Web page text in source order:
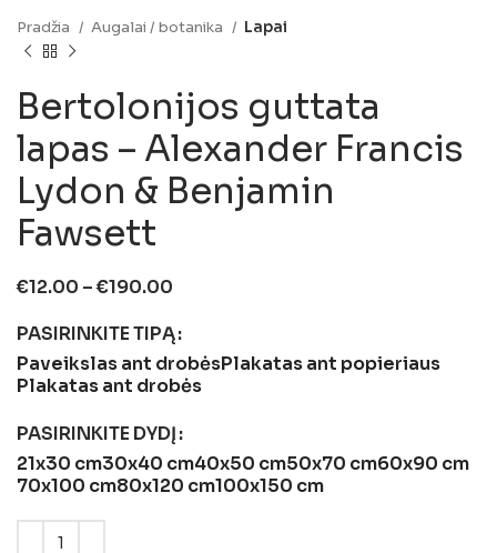
Pradžia Augalai / botanika Lapai
Bertolonijos guttata
lapas – Alexander Francis
Lydon & Benjamin
Fawsett
€12.00 –€190.00
PASIRINKITE TIPĄ
Paveikslas ant drobėsPlakatas ant popieriaus
Plakatas ant drobės
PASIRINKITE DYDĮ
21x30 cm30x40 cm40x50 cm50x70 cm60x90 cm
70x100 cm80x120 cm100x150 cm